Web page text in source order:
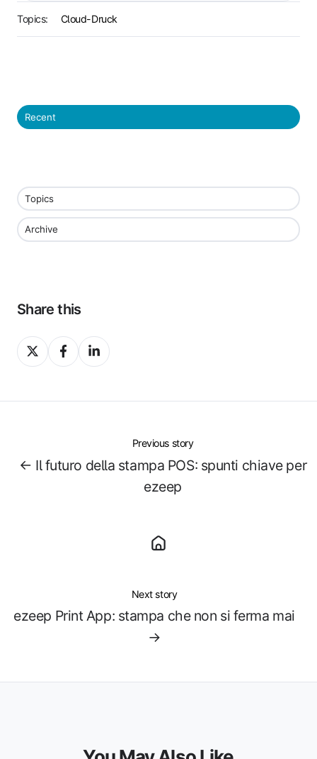
Topics: Cloud-Druck
Recent
Topics
Archive
Share this
Share
on
Share
on
Share
on
Previous story
← Il futuro della stampa POS: spunti chiave per
ezeep
Next story
ezeep Print App: stampa che non si ferma mai
→